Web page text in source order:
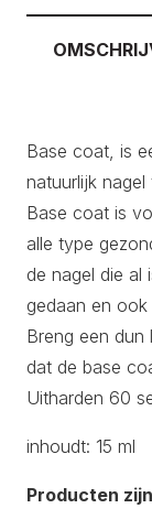
Base coat, is
natuurlijk
Base coat is
alle type
de nagel die al
gedaan en
Breng een dun
dat de base
Uitharden 60
inhoudt: 15 ml
Producten